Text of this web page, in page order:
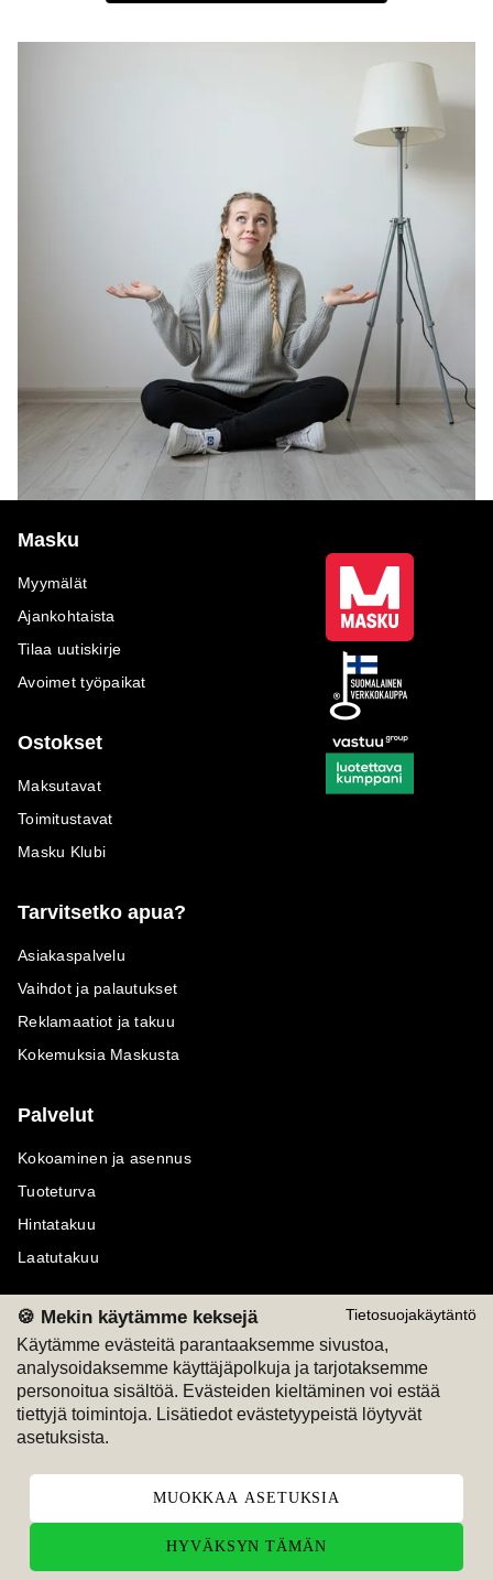
Tietosuojakäytäntö
🍪 Mekin käytämme keksejä
Käytämme evästeitä parantaaksemme sivustoa,
analysoidaksemme käyttäjäpolkuja ja tarjotaksemme
personoitua sisältöä. Evästeiden kieltäminen voi estää
tiettyjä toimintoja. Lisätiedot evästetyypeistä löytyvät
asetuksista.
MUOKKAA ASETUKSIA
HYVÄKSYN TÄMÄN
Masku
Myymälät
Ajankohtaista
Tilaa uutiskirje
Avoimet työpaikat
Ostokset
Maksutavat
Toimitustavat
Masku Klubi
Tarvitsetko apua?
Asiakaspalvelu
Vaihdot ja palautukset
Reklamaatiot ja takuu
Kokemuksia Maskusta
Palvelut
Kokoaminen ja asennus
Tuoteturva
Hintatakuu
Laatutakuu
Maksutavat
M
Seuraa meitä